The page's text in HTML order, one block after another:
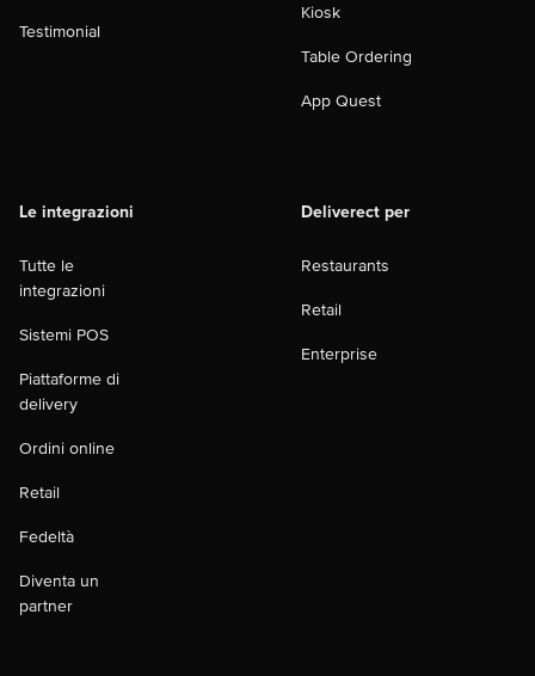
Testimonial
Kiosk
Table Ordering
App Quest
Le integrazioni
Tutte le
integrazioni
Sistemi POS
Piattaforme di
delivery
Ordini online
Retail
Fedeltà
Diventa un
partner
Deliverect per
Restaurants
Retail
Enterprise